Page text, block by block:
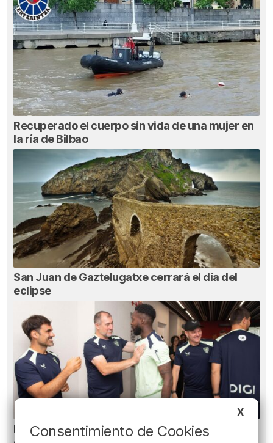
Recuperado el cuerpo sin vida de una mujer en
la ría de Bilbao
San Juan de Gaztelugatxe cerrará el día del
eclipse
El Athletic incorpora a Andrew Hughes, el
X
Consentimiento de Cookies